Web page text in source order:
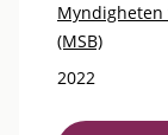
Myndigheten
(MSB)
2022